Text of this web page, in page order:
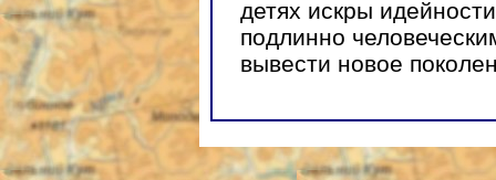
детях искры
подлинно
вывести новое